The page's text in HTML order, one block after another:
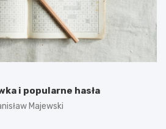
i popularne hasła
Majewski